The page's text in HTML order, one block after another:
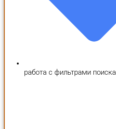
работа с фильтрами поиска